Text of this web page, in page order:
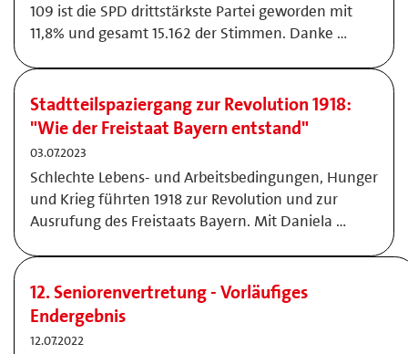
109 ist die SPD drittstärkste Partei geworden mit
11,8% und gesamt 15.162 der Stimmen. Danke …
Stadtteilspaziergang zur Revolution 1918:
"Wie der Freistaat Bayern entstand"
03.07.2023
Schlechte Lebens- und Arbeitsbedingungen, Hunger
und Krieg führten 1918 zur Revolution und zur
Ausrufung des Freistaats Bayern. Mit Daniela …
12. Seniorenvertretung - Vorläufiges
Endergebnis
12.07.2022